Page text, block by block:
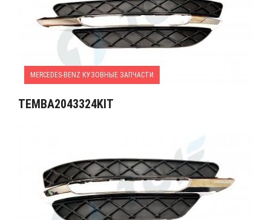
MERCEDES-BENZ КУЗОВНЫЕ ЗАПЧАСТИ
TEMBA2043324KIT